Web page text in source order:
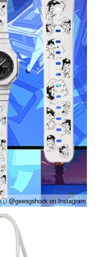
ⓘ @geesgshock on Instagram